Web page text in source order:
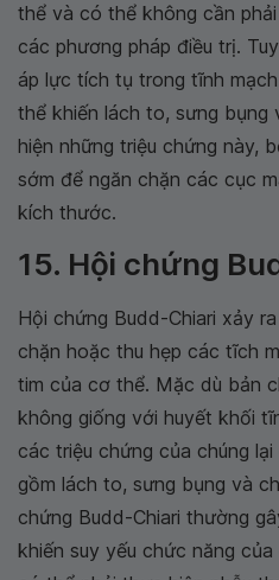
thể và có thể không cần
các phương pháp điều trị.
áp lực tích tụ trong tĩnh
thể khiến lách to, sưng bụng
hiện những triệu chứng này,
sớm để ngăn chặn các cục
kích thước.
15. Hội chứng
Hội chứng Budd-Chiari xảy
chặn hoặc thu hẹp các tĩch
tim của cơ thể. Mặc dù bản
không giống với huyết khối
các triệu chứng của chúng
gồm lách to, sưng bụng và
chứng Budd-Chiari thường
khiến suy yếu chức năng